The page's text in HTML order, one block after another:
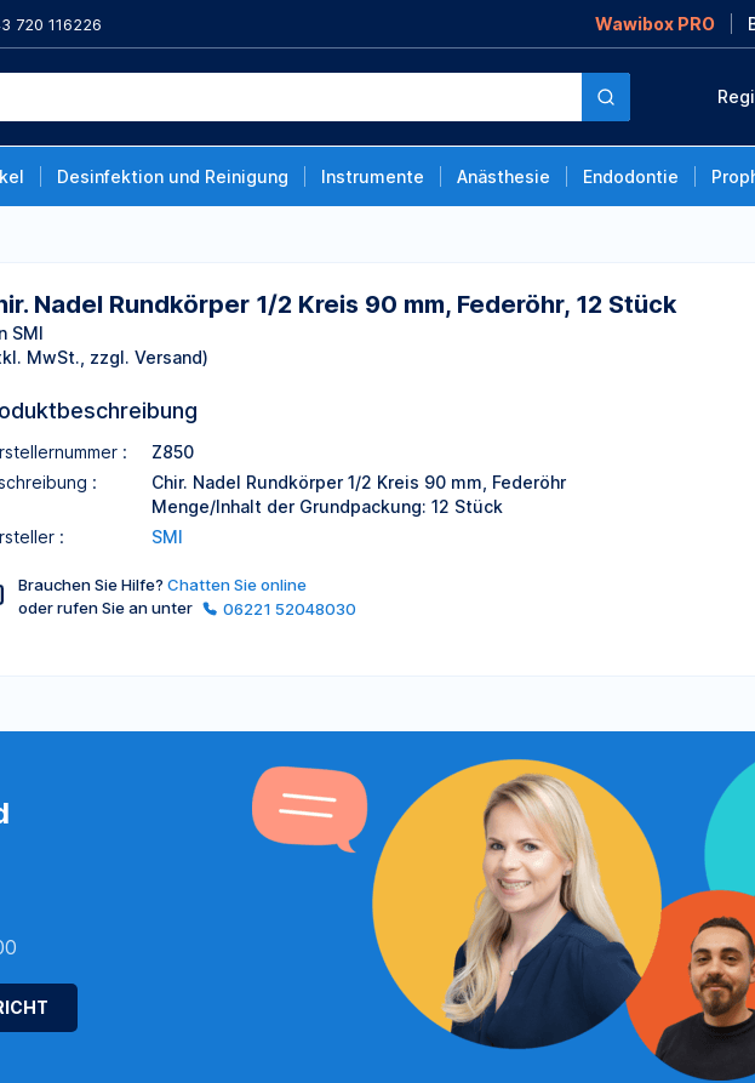
720 116226 Wawibox PRO
Desinfektion und Reinigung Instrumente Anästhesie Endodontie
1/2 Kreis 90 mm, Federöhr, 12
Nadel Rundkörper 1/2 Kreis 90 mm, Federöhr, 12 Stück
SMI
MwSt., zzgl. Versand)
:
Z850
:
Chir. Nadel Rundkörper 1/2 Kreis 90 mm, Federöhr
Menge/Inhalt der Grundpackung: 12 Stück
:
SMI
Brauchen Sie Hilfe? Chatten Sie online
oder rufen Sie an unter
06221 52048030